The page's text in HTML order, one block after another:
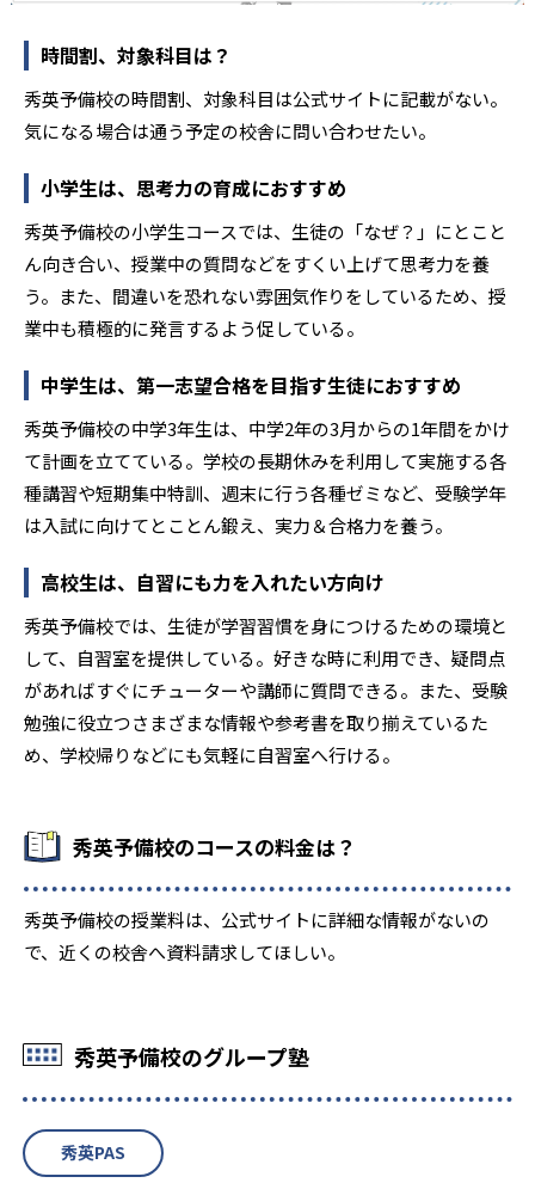
時間割、対象科目は？
秀英予備校の時間割、対象科目は公式サイトに記載がない。
気になる場合は通う予定の校舎に問い合わせたい。
小学生は、思考力の育成におすすめ
秀英予備校の小学生コースでは、生徒の「なぜ？」にとこと
ん向き合い、授業中の質問などをすくい上げて思考力を養
う。また、間違いを恐れない雰囲気作りをしているため、授
業中も積極的に発言するよう促している。
中学生は、第一志望合格を目指す生徒におすすめ
秀英予備校の中学3年生は、中学2年の3月からの1年間をかけ
て計画を立てている。学校の長期休みを利用して実施する各
種講習や短期集中特訓、週末に行う各種ゼミなど、受験学年
は入試に向けてとことん鍛え、実力＆合格力を養う。
高校生は、自習にも力を入れたい方向け
秀英予備校では、生徒が学習習慣を身につけるための環境と
して、自習室を提供している。好きな時に利用でき、疑問点
があればすぐにチューターや講師に質問できる。また、受験
勉強に役立つさまざまな情報や参考書を取り揃えているた
め、学校帰りなどにも気軽に自習室へ行ける。
秀英予備校のコースの料金は？
秀英予備校の授業料は、公式サイトに詳細な情報がないの
で、近くの校舎へ資料請求してほしい。
秀英予備校のグループ塾
秀英PAS